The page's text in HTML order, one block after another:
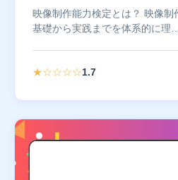
映像制作能力検定とは？ 映像
基礎から実践までを体系的に理…
★☆☆☆☆1.7